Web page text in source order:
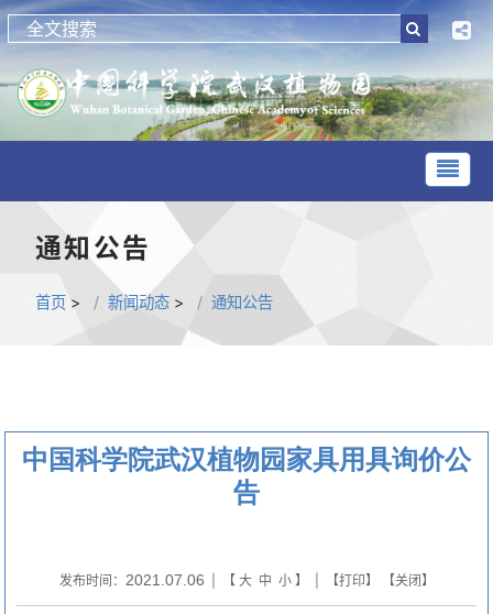
通知公告
首页 > 新闻动态 > 通知公告
中国科学院武汉植物园家具用具询价公
告
发布时间： 2021.07.06 | 【 大 中 小】 | 【打印】 【关闭】